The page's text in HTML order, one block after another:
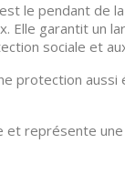
le pendant de
Elle garantit un
sociale et
protection
et représente